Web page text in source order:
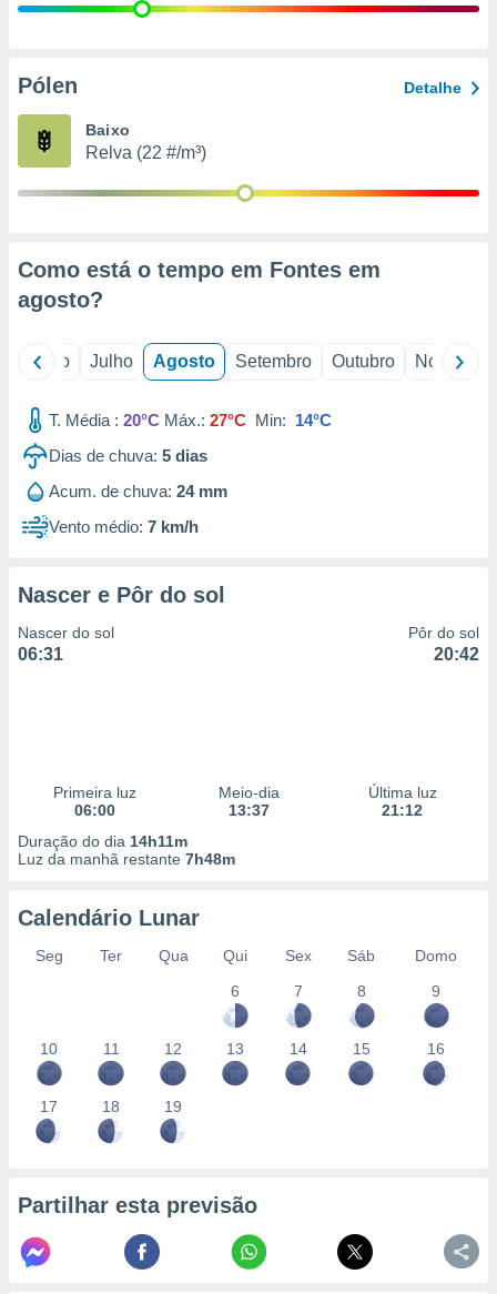
e
Pólen Detalhe
Baixo
Relva (22 #/m³)
Como está o tempo em Fontes em
agosto?
Junho Julho Agosto Setembro Outubro Novembro
T. Média : 20°C Máx.: 27°C Min: 14°C
Dias de chuva: 5 dias
Acum. de chuva: 24 mm
Vento médio: 7 km/h
Nascer e Pôr do sol
Nascer do sol
06:31
Pôr do sol
20:42
Primeira luz
06:00
Meio-dia
13:37
Última luz
21:12
Duração do dia 14h11m
Luz da manhã restante 7h48m
Calendário Lunar
Seg Ter Qua Qui Sex Sáb
Domo
6
7 8 9
10 11 12 13 14 15 16
17 18 19
Partilhar esta previsão